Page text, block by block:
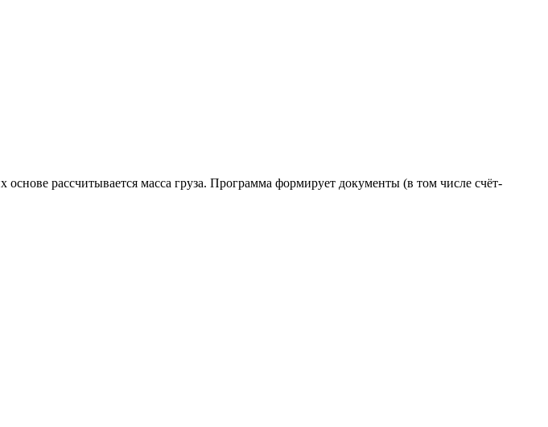
рассчитывается масса груза. Программа формирует документы (в том числе счёт-